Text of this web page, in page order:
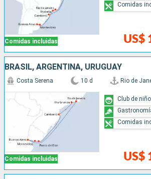
Comidas incluidas US$
Comidas
BRASIL, ARGENTINA, URUGUAY
Comidas incluidas
Costa Serena 10 d Rio de
US$
Club de
Comidas